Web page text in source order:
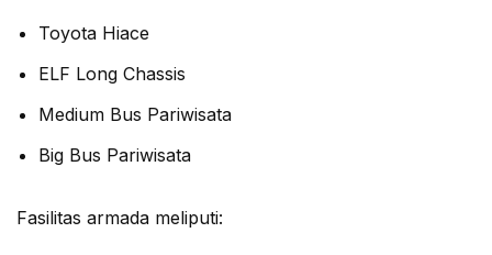
Toyota Hiace
ELF Long Chassis
Medium Bus Pariwisata
Big Bus Pariwisata
Fasilitas armada meliputi: